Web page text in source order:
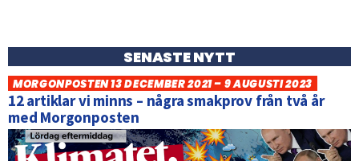
SENASTE NYTT
MORGONPOSTEN 13 DECEMBER 2021 – 9 AUGUSTI 2023
12 artiklar vi minns – några smakprov från två år
med Morgonposten